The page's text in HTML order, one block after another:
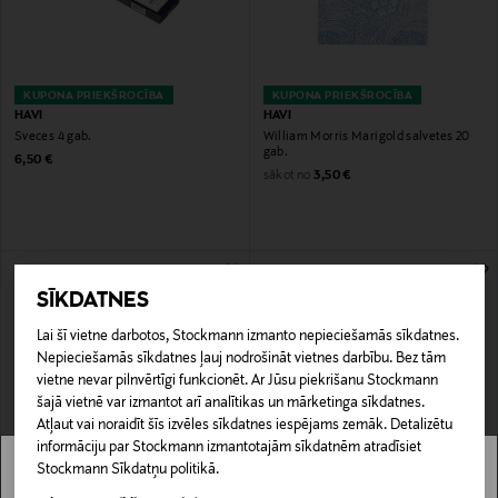
SĪKDATNES
Lai šī vietne darbotos, Stockmann izmanto nepieciešamās sīkdatnes.
Nepieciešamās sīkdatnes ļauj nodrošināt vietnes darbību. Bez tām
vietne nevar pilnvērtīgi funkcionēt. Ar Jūsu piekrišanu Stockmann
šajā vietnē var izmantot arī analītikas un mārketinga sīkdatnes.
Atļaut vai noraidīt šīs izvēles sīkdatnes iespējams zemāk. Detalizētu
informāciju par Stockmann izmantotajām sīkdatnēm atradīsiet
Stockmann Sīkdatņu politikā.
KUPONA PRIEKŠROCĪBA
HAVI
Sveces 4 gab.
Original Price
6,50 €
KUPONA PRIEKŠROCĪBA
HAVI
William Morris Marigold salvetes 20
gab.
sākot no Original Price
3,50 €
KUPONA PRIEKŠROCĪBA
Stockmann nav pieejams tavā valstī.